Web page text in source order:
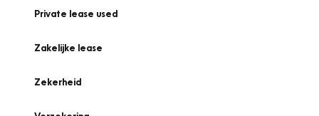
Private lease used
Zakelijke lease
Zekerheid